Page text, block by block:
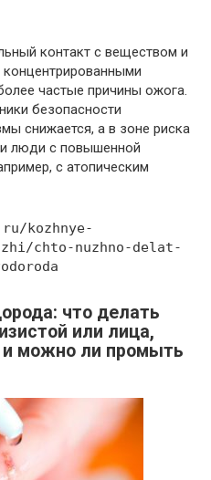
контакт с веществом и
частые причины ожога.
безопасности
снижается, а в зоне риска
и люди с повышенной
с атопическим
kozhnye-
chto-nuzhno-delat-
что делать
или лица,
можно ли промыть